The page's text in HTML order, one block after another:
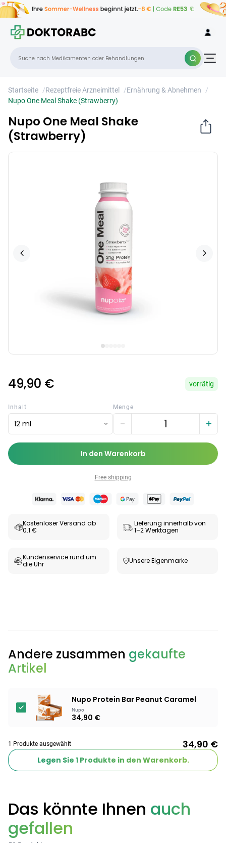
Startseite /Rezeptfreie Arzneimittel /Ernährung & Abnehmen
/
Nupo One Meal Shake (Strawberry)
Nupo One Meal Shake
(Strawberry)
49,90 € vorrätig
Inhalt
12 ml
Menge
− +
In den Warenkorb
Free shipping
Kostenloser Versand ab
0.1 €
Lieferung innerhalb von
1–2 Werktagen
Kundenservice rund um
die Uhr
Unsere Eigenmarke
×
Andere zusammen gekaufte
Artikel
Nupo Protein Bar Peanut Caramel
Nupo
34,90 €
1 Produkte ausgewählt 34,90 €
Legen Sie 1Produkte in den Warenkorb.
Das könnte Ihnen auch
gefallen